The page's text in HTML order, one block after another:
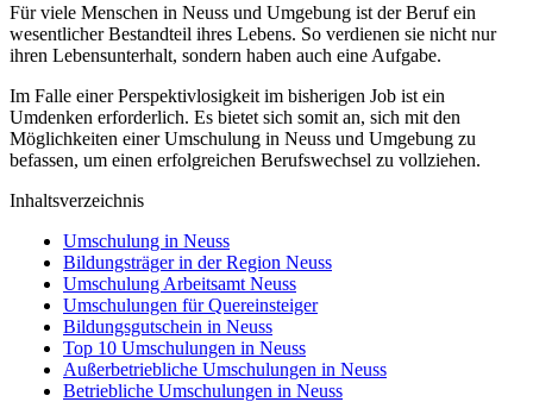
Für viele Menschen in Neuss und Umgebung ist der Beruf ein
wesentlicher Bestandteil ihres Lebens. So verdienen sie nicht nur
ihren Lebensunterhalt, sondern haben auch eine Aufgabe.
Im Falle einer Perspektivlosigkeit im bisherigen Job ist ein
Umdenken erforderlich. Es bietet sich somit an, sich mit den
Möglichkeiten einer Umschulung in Neuss und Umgebung zu
befassen, um einen erfolgreichen Berufswechsel zu vollziehen.
Inhaltsverzeichnis
Umschulung in Neuss
Bildungsträger in der Region Neuss
Umschulung Arbeitsamt Neuss
Umschulungen für Quereinsteiger
Bildungsgutschein in Neuss
Top 10 Umschulungen in Neuss
Außerbetriebliche Umschulungen in Neuss
Betriebliche Umschulungen in Neuss